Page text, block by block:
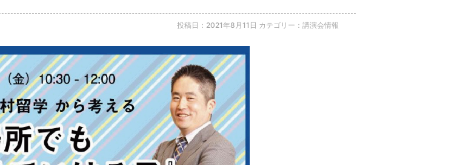
投稿日：2021年8月11日 カテゴリー：講演会情報